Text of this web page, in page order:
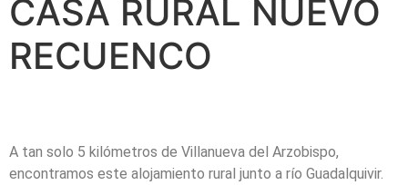
CASA RURAL NUEVO
RECUENCO
A tan solo 5 kilómetros de Villanueva del Arzobispo,
encontramos este alojamiento rural junto a río Guadalquivir.